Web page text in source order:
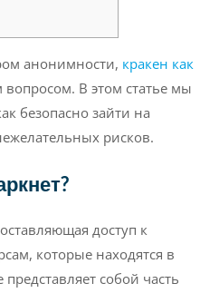
анонимности, кракен как
вопросом. В этом статье мы
безопасно зайти на
рисков.
доступ к
которые находятся в
собой часть